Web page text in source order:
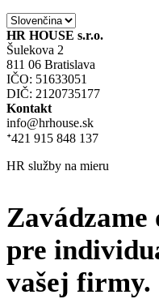
HR HOUSE s.r.o.
Šulekova 2
811 06 Bratislava
IČO: 51633051
DIČ: 2120735177
Kontakt
info@hrhouse.sk
ᐩ421 915 848 137
HR služby na mieru
Zavádzame
pre
vašej firmy.